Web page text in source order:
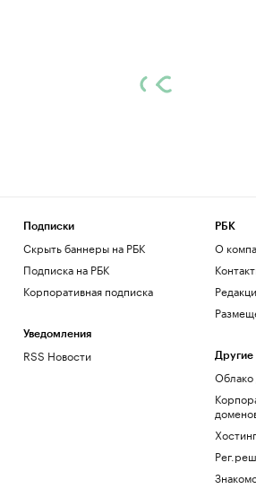
Подписки
Скрыть баннеры на РБК
Подписка на РБК
Корпоративная подписка
Уведомления
RSS Новости
РБК
О
Облако